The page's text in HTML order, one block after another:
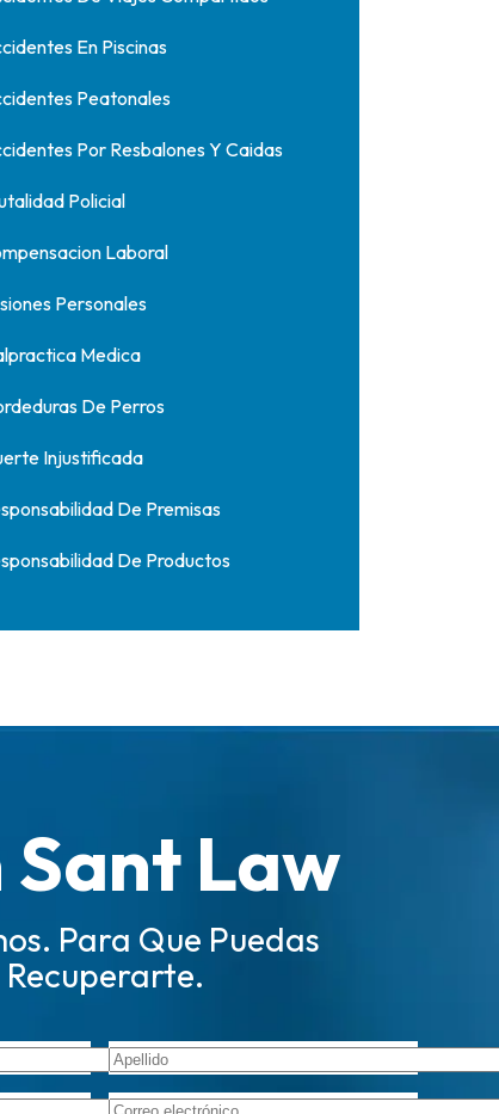
En Piscinas
Peatonales
Por Resbalones Y Caidas
Policial
Laboral
Personales
Medica
De Perros
Injustificada
De Premisas
De Productos
Sant Law
Para Que Puedas
Recuperarte.